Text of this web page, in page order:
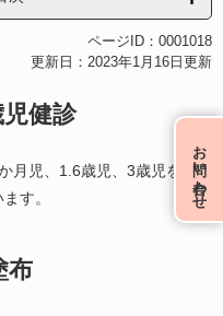
お問い合わせ
ページID：0001018
更新日：2023年1月16日更新
健診
児、1.6歳児、3歳児を対象
す。
布